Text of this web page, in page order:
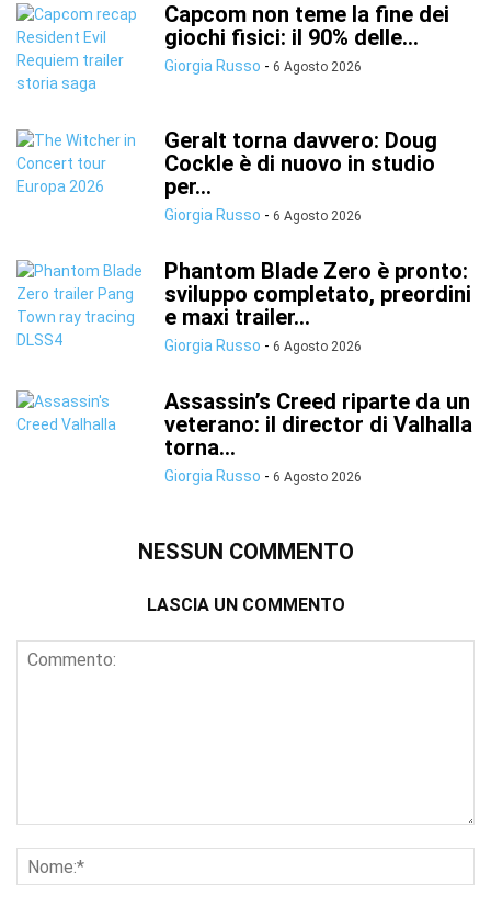
Capcom non teme la fine dei
giochi fisici: il 90% delle...
Giorgia Russo - 6 Agosto 2026
Geralt torna davvero: Doug
Cockle è di nuovo in studio
per...
Giorgia Russo - 6 Agosto 2026
Phantom Blade Zero è pronto:
sviluppo completato, preordini
e maxi trailer...
Giorgia Russo - 6 Agosto 2026
Assassin’s Creed riparte da un
veterano: il director di Valhalla
torna...
Giorgia Russo - 6 Agosto 2026
NESSUN COMMENTO
LASCIA UN COMMENTO